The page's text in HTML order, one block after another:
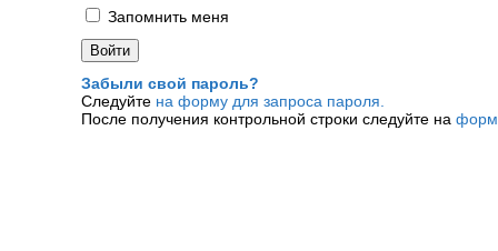
Запомнить меня
Забыли свой пароль?
Следуйте на форму для запроса пароля.
После получения контрольной строки следуйте на